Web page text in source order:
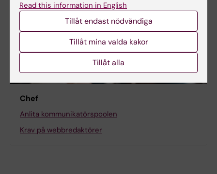
Chef
Anlita kommunikatörspoolen
Krav på webbredaktörer
Read this information in English
Tillåt endast nödvändiga
Tillåt mina valda kakor
Tillåt alla